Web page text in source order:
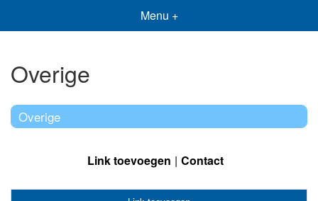
Menu +
Overige
Overige
Link toevoegen Contact